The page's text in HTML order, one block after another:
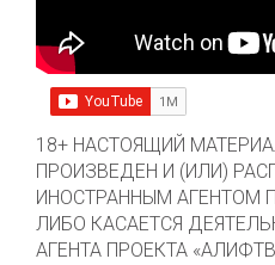
18+ НАСТОЯЩИЙ
ПРОИЗВЕДЕН И (ИЛИ)
ИНОСТРАННЫМ АГЕНТОМ
ЛИБО КАСАЕТСЯ
АГЕНТА ПРОЕКТА